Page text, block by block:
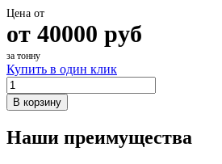
Цена от
от 40000 руб
за тонну
Купить в один клик
В корзину
Наши преимущества